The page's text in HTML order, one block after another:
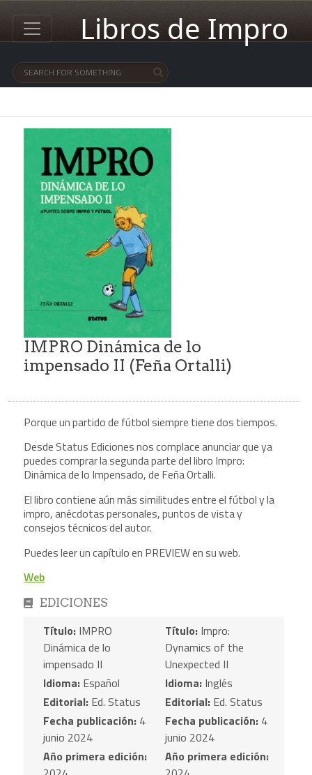
Libros de Impro
IMPRO Dinámica de lo
impensado II (Feña Ortalli)
Porque un partido de fútbol siempre tiene dos tiempos.
Desde Status Ediciones nos complace anunciar que ya
puedes comprar la segunda parte del libro Impro:
Dinámica de lo Impensado, de Feña Ortalli.
El libro contiene aún más similitudes entre el fútbol y la
impro, anécdotas personales, puntos de vista y
consejos técnicos del autor.
Puedes leer un capítulo en PREVIEW en su web.
Web
EDICIONES
Título: IMPRO
Dinámica de lo
impensado II
Idioma: Español
Editorial: Ed. Status
Fecha publicación: 4
junio 2024
Año primera edición:
Título:Impro:
Dynamics of the
Unexpected II
Idioma:Inglés
Editorial:Ed. Status
Fecha publicación:4
junio 2024
Año primera edición: